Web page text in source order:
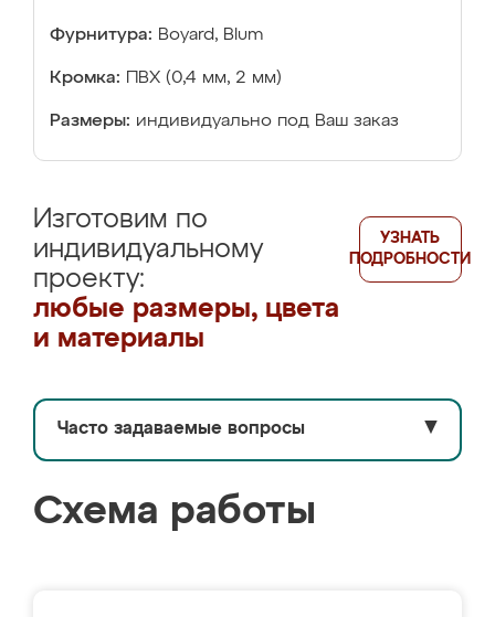
Фурнитура: Boyard, Blum
Кромка: ПВХ (0,4 мм, 2 мм)
Размеры: индивидуально под Ваш заказ
Изготовим по
индивидуальному
проекту:
любые размеры, цвета
и материалы
УЗНАТЬ
ПОДРОБНОСТИ
Часто задаваемые вопросы ▼
Схема работы